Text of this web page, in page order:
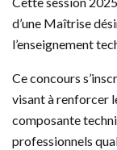
d’une Maîtrise
l’enseignement
Ce concours
visant à renforcer
composante
professionnels